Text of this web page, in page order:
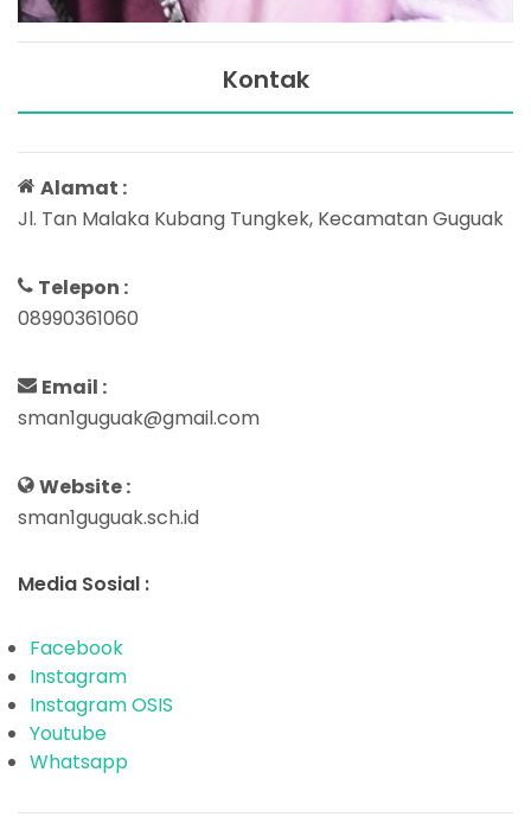
Kontak
Alamat :
Jl. Tan Malaka Kubang Tungkek, Kecamatan Guguak
Telepon :
08990361060
Email :
sman1guguak@gmail.com
Website :
sman1guguak.sch.id
Media Sosial :
Facebook
Instagram
Instagram OSIS
Youtube
Whatsapp